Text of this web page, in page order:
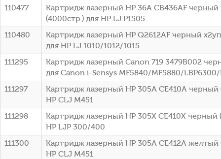
110477
Картридж лазерный HP 36A CB436AF черный
(4000стр.) для HP LJ P1505
110480
Картридж лазерный HP Q2612AF черный
для HP LJ 1010/1012/1015
111295
Картридж лазерный Canon 719 3479B002
для Canon i-Sensys MF5840/MF5880/
111297
Картридж лазерный HP 305A CE410A черный
HP CLJ M451
111298
Картридж лазерный HP 305X CE410X черный
HP LJP 300/400
111300
Картридж лазерный HP 305A CE412A желтый
HP CLJ M451